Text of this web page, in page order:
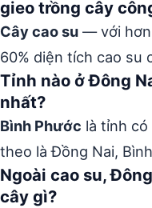
gieo trồng cây
Cây cao su — với hơn
60% diện tích cao su
Tỉnh nào ở Đông
nhất?
Bình Phước là tỉnh
theo là Đồng Nai,
Ngoài cao su,
cây gì?